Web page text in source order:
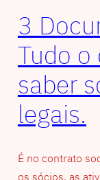
3
Tudo o
saber
legais.
É no contrato
os sócios, as